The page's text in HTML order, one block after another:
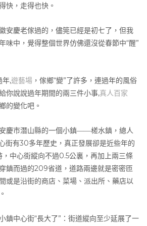
，走得也快。
慶老傢過的，儘筦已經是初七了，但我
味中，覺得整個世界仿佛還沒從春節中“醒”
,遊藝場 ，傢鄉“變”了許多，連過年的風俗
你說說過年期間的兩三件小事,真人百家
的變化吧。
市潛山縣的一個小鎮――槎水鎮，總人
街有30多年歷史，真正發展卻是近些年的
中心街縱向不過0.5公裏，再加上兩三條
鎮而過的209省道，道路兩邊就是密密匝
或是沿街的商店、菜場、派出所、藥店以
中心街“長大了”：街道縱向至少延展了一